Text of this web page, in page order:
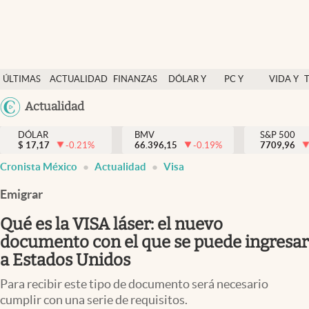
ÚLTIMAS
NOTICIAS
ACTUALIDAD
FINANZAS
DÓLAR Y
PC Y
VIDA Y
México
Actualidad
Actualidad
Finanzas y economía
Dólar y mercados
Pc y celular
Vida y estilo
Tv
DÓLAR
$ 17,17 -0.21%
BMV
66.396,15
-0.19%
S&P 500
7709,96
Cronista México Actualidad Visa
Emigrar
Qué es la VISA láser: el nuevo
documento con el que se puede ingresar
a Estados Unidos
Para recibir este tipo de documento será necesario
cumplir con una serie de requisitos.